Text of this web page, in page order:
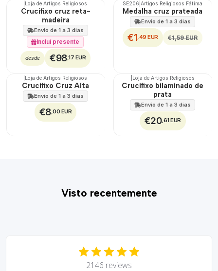
Loja de Artigos Religiosos
Crucifixo cruz reta-
madeira
Envio de 1 a 3 dias
Incluí presente
desde €98,17 EUR
DESCONTO
SE206 |Artigos Religiosos Fátima
Medalha cruz prateada
Envio de 1 a 3 dias
€1,49 EUR €1,59 EUR
Loja de Artigos Religiosos
Crucifixo Cruz Alta
Envio de 1 a 3 dias
€8,00 EUR
Loja de Artigos Religiosos
Crucifixo bilaminado de
prata
Envio de 1 a 3 dias
€20,61 EUR
Visto recentemente
2146 reviews